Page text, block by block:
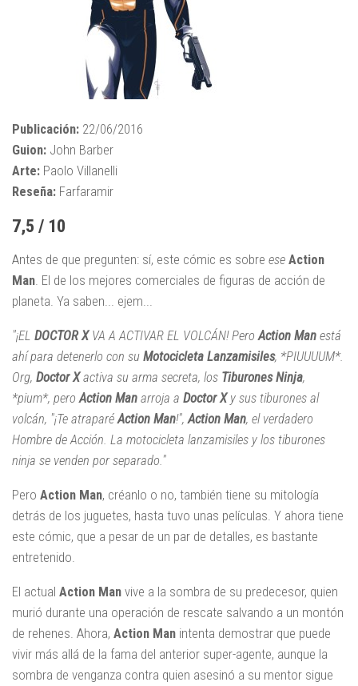
Publicación: 22/06/2016
Guion: John Barber
Arte: Paolo Villanelli
Reseña: Farfaramir
7,5 / 10
Antes de que pregunten: sí, este cómic es sobre ese Action
Man. El de los mejores comerciales de figuras de acción de
planeta. Ya saben... ejem...
"¡EL DOCTOR XVA A ACTIVAR EL VOLCÁN! PeroAction Man está
ahí para detenerlo con su Motocicleta Lanzamisiles, *PIUUUUM*.
Org, Doctor Xactiva su arma secreta, los Tiburones Ninja,
*pium*, peroAction Man arroja a Doctor Xy sus tiburones al
volcán, "¡Te atraparéAction Man!",Action Man, el verdadero
Hombre de Acción. La motocicleta lanzamisiles y los tiburones
ninja se venden por separado."
Pero Action Man, créanlo o no, también tiene su mitología
detrás de los juguetes, hasta tuvo unas películas. Y ahora tiene
este cómic, que a pesar de un par de detalles, es bastante
entretenido.
El actual Action Man vive a la sombra de su predecesor, quien
murió durante una operación de rescate salvando a un montón
de rehenes. Ahora, Action Man intenta demostrar que puede
vivir más allá de la fama del anterior super-agente, aunque la
sombra de venganza contra quien asesinó a su mentor sigue